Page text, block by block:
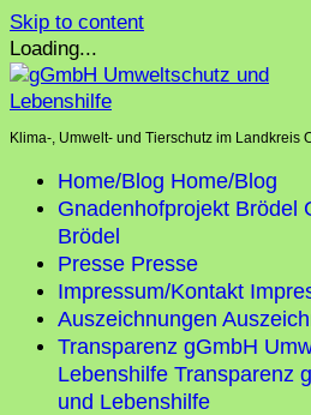
Skip to content
Loading...
Klima-, Umwelt- und Tierschutz im Landkreis
Home/Blog Home/Blog
Gnadenhofprojekt Brödel
Brödel
Presse Presse
Impressum/Kontakt
Auszeichnungen
Transparenz gGmbH
Lebenshilfe Transparenz
und Lebenshilfe